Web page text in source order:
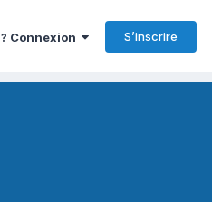
Connexion S’inscrire